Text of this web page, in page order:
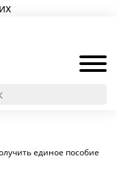
единое пособие